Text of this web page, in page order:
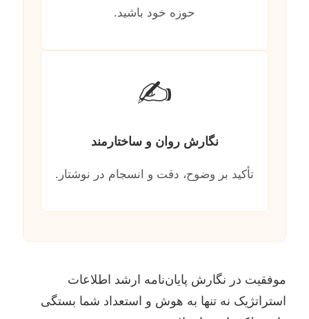
حوزه خود باشید.
✍️
نگارش روان و ساختارمند
تأکید بر وضوح، دقت و انسجام در نوشتار.
موفقیت در نگارش پایان‌نامه ارشد اطلاعات
استراتژیک نه تنها به هوش و استعداد شما بستگی